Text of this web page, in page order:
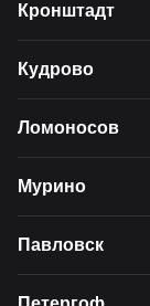
Кронштадт
Кудрово
Ломоносов
Мурино
Павловск